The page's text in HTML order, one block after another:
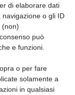
di elaborare dati
o gli ID
(non)
può
e funzioni.
o per fare
solamente a
in qualsiasi